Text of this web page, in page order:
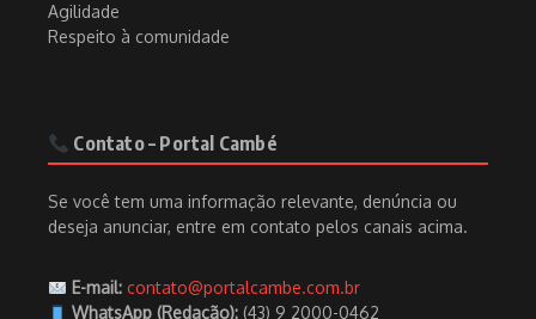
Agilidade
Respeito à comunidade
Contato – Portal Cambé
Se você tem uma informação relevante, denúncia ou
deseja anunciar, entre em contato pelos canais acima.
E-mail: contato@portalcambe.com.br
WhatsApp (Redação):(43) 9 2000-0462